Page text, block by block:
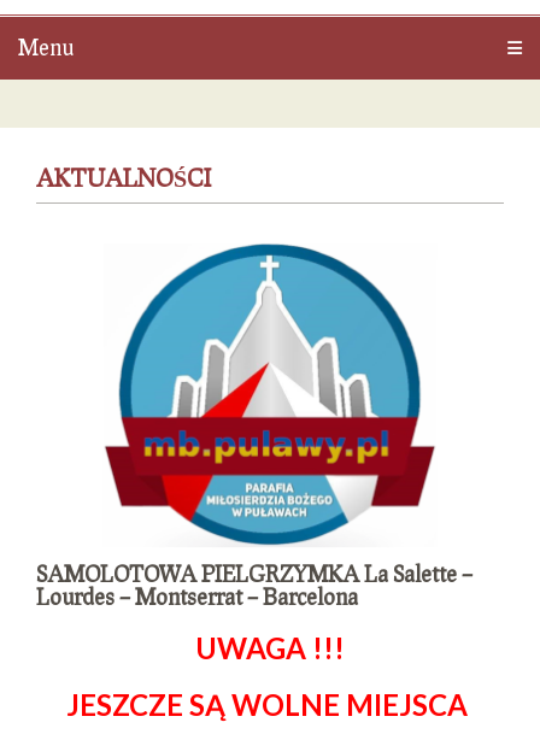
Menu
AKTUALNOŚCI
SAMOLOTOWA PIELGRZYMKA La Salette –
Lourdes – Montserrat – Barcelona
UWAGA !!!
JESZCZE SĄ WOLNE MIEJSCA